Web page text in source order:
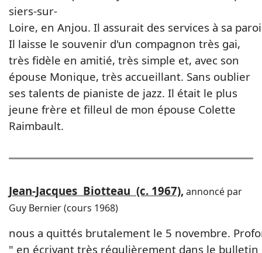
siers-sur-
Loire, en Anjou. Il assurait des services à sa
Il laisse le souvenir d'un compagnon très gai,
très fidèle en amitié, très simple et, avec son
épouse Monique, très accueillant. Sans oublier
ses talents de pianiste de jazz. Il était le plus
jeune frère et filleul de mon épouse Colette
Raimbault.
Jean-Jacques Biotteau (c. 1967), annoncé par
Guy Bernier (cours 1968)
nous a quittés brutalement le 5 novembre.
" en écrivant très régulièrement dans le bulletin